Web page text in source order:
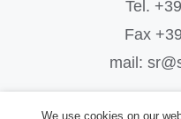
Tel.
Fax
mail:
We use cookies on our